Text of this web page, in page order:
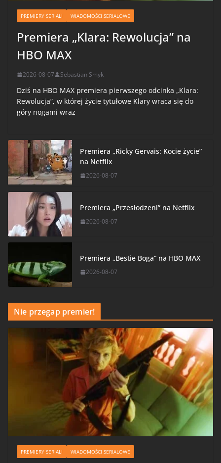
PREMIERY SERIALI WIADOMOŚCI SERIALOWE
Premiera „Klara: Rewolucja” na
HBO MAX
2026-08-07 Sebastian Smyk
Dziś na HBO MAX premiera pierwszego odcinka „Klara:
Rewolucja”, w której życie tytułowe Klary wraca się do
góry nogami wraz
Premiera „Ricky Gervais: Kocie życie”
na Netflix
2026-08-07
Premiera „Przesłodzeni” na Netflix
2026-08-07
Premiera „Bestie Boga” na HBO MAX
2026-08-07
Nie przegap premier!
PREMIERY SERIALI WIADOMOŚCI SERIALOWE